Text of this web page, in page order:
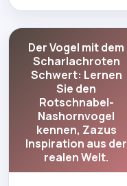
Der Vogel mit dem
Scharlachroten
Schwert: Lernen
Sie den
Rotschnabel-
Nashornvogel
kennen, Zazus
Inspiration aus der
realen Welt.